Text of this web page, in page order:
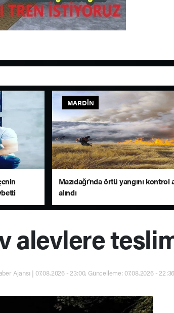
MARDIN
Mazıdağı’nda örtü yangını kontrol
alındı
alevlere
Ajansı | 07.08.2026 - 23:00, Güncelleme: 07.08.2026 - 22:36